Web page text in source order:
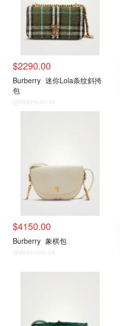
$2290.00
Burberry 迷你Lola条纹斜挎
包
@dealmoon.ca
$4150.00
Burberry 象棋包
@dealmoon.ca